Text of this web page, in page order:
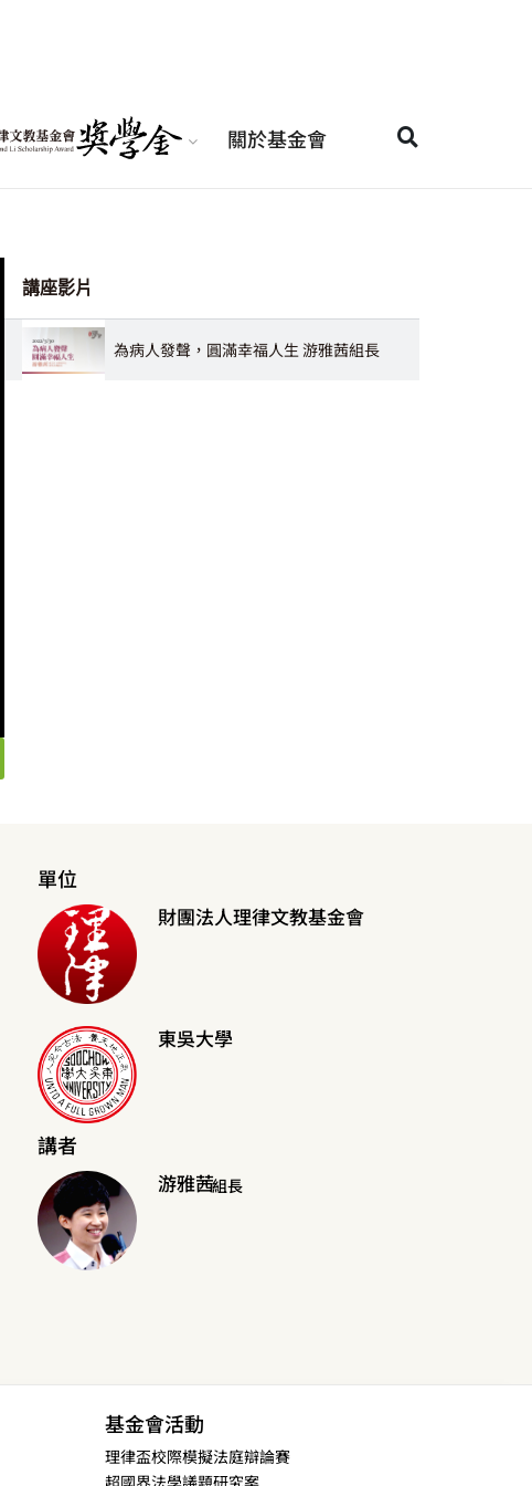
關於基金會
講座影片
為病人發聲，圓滿幸福人生 游雅茜組長
單位
財團法人理律文教基金會
東吳大學
講者
游雅茜組長
基金會活動
理律盃校際模擬法庭辯論賽
超國界法學議題研究案